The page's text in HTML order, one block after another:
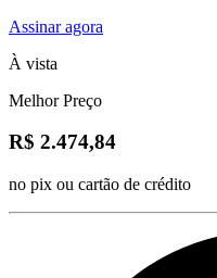
Assinar agora
À vista
Melhor Preço
R$ 2.474,84
no pix ou cartão de crédito